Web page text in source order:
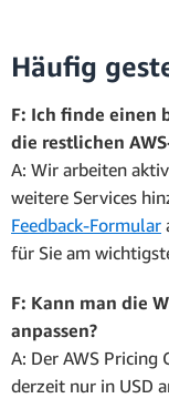
Häufig
F: Ich finde einen
die restlichen
A: Wir arbeiten
weitere Services
Feedback-Formular
für Sie am
F: Kann man die
anpassen?
A: Der AWS
derzeit nur in USD